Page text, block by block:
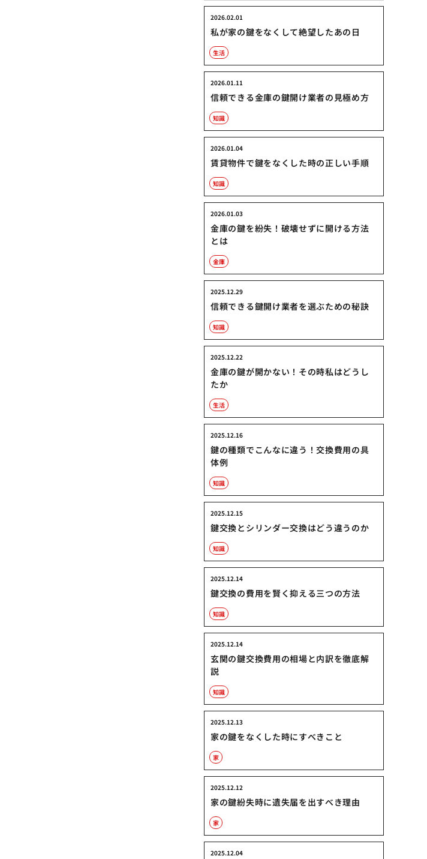
私が家の鍵をなくして絶望したあの日
2026.02.01
生活
信頼できる金庫の鍵開け業者の見極め方
2026.01.11
知識
賃貸物件で鍵をなくした時の正しい手順
2026.01.04
知識
金庫の鍵を紛失！破壊せずに開ける方法
とは
2026.01.03
金庫
信頼できる鍵開け業者を選ぶための秘訣
2025.12.29
知識
金庫の鍵が開かない！その時私はどうし
たか
2025.12.22
生活
鍵の種類でこんなに違う！交換費用の具
体例
2025.12.16
知識
鍵交換とシリンダー交換はどう違うのか
2025.12.15
知識
鍵交換の費用を賢く抑える三つの方法
2025.12.14
知識
玄関の鍵交換費用の相場と内訳を徹底解
説
2025.12.14
知識
家の鍵をなくした時にすべきこと
2025.12.13
家
家の鍵紛失時に遺失届を出すべき理由
2025.12.12
家
2025.12.04